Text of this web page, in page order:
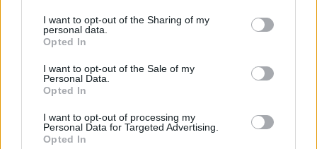
not limited to your visit or usage behaviour. You may click to
grant or deny consent to Google and its third-party tags to
use your data for below specified purposes in below Google
consent section.
I want to opt-out of the Sharing of my
personal data.
Opted In
I want to opt-out of the Sale of my
Personal Data.
Opted In
I want to opt-out of processing my
Personal Data for Targeted Advertising.
Opted In
priekšā!” Bauskas novadā
nošauto suņu saimnieks
tiesā nespēj valdīt asaras